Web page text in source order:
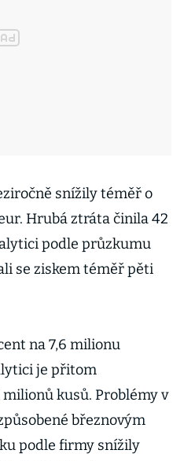
snížily téměř o
Hrubá ztráta činila 42
podle průzkumu
se ziskem téměř pěti
na 7,6 milionu
je přitom
milionů kusů. Problémy v
březnovým
podle firmy snížily